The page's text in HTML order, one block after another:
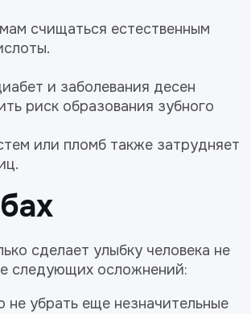
счищаться естественным
и заболевания десен
риск образования зубного
или пломб также затрудняет
сделает улыбку человека не
следующих осложнений:
не убрать еще незначительные